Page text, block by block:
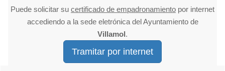
Puede solicitar su certificado de empadronamiento por internet
accediendo a la sede eletrónica del Ayuntamiento de
Villamol.
Tramitar por internet